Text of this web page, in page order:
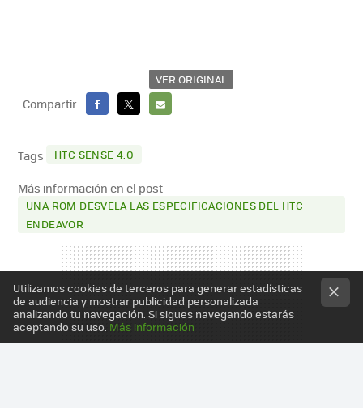
VER ORIGINAL
Compartir
FACEBOOK
X
E-
Tags HTC SENSE 4.0
Más información en el post
UNA ROM DESVELA LAS ESPECIFICACIONES DEL HTC
ENDEAVOR
Utilizamos cookies de terceros para generar estadísticas
de audiencia y mostrar publicidad personalizada
analizando tu navegación. Si sigues navegando estarás
aceptando su uso. Más información